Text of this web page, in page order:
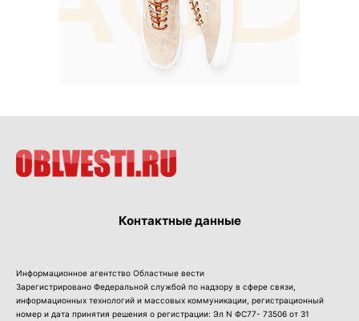
Контактные данные
Информационное агентство Областные вести
Зарегистрировано Федеральной службой по надзору в сфере связи,
информационных технологий и массовых коммуникации, регистрационный
номер и дата принятия решения о регистрации: Эл N ФС77- 73506 от 31